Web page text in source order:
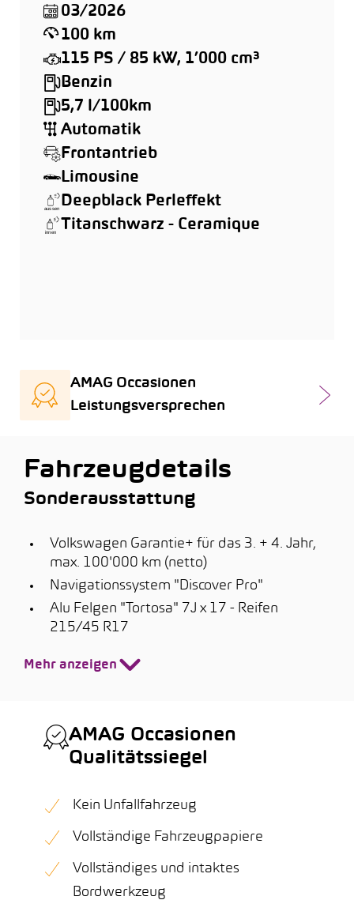
03/2026
100 km
115 PS / 85 kW, 1’000 cm³
Benzin
5,7 l/100km
Automatik
Frontantrieb
Limousine
Deepblack Perleffekt
Titanschwarz - Ceramique
AMAG Occasionen
Leistungsversprechen
Fahrzeugdetails
Sonderausstattung
Volkswagen Garantie+ für das 3. + 4. Jahr,
max. 100'000 km (netto)
Navigationssystem "Discover Pro"
Alu Felgen "Tortosa" 7J x 17 - Reifen
215/45 R17
Mehr anzeigen
AMAG Occasionen
Qualitätssiegel
Kein Unfallfahrzeug
Vollständige Fahrzeugpapiere
Vollständiges und intaktes
Bordwerkzeug